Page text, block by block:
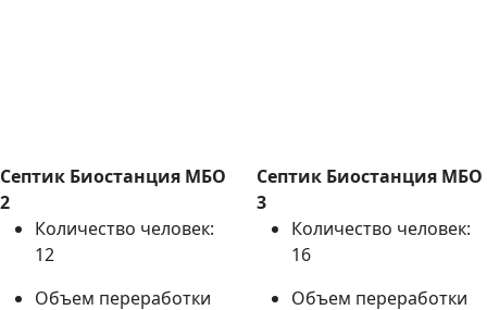
Септик Биостанция МБО
2
Количество человек:
12
Объем переработки
Септик Биостанция МБО
3
Количество человек:
16
Объем переработки